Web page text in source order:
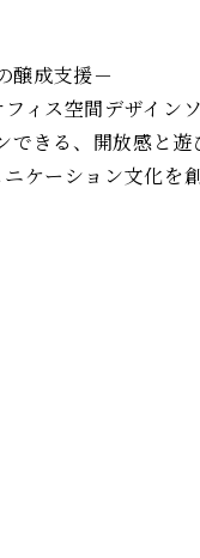
醸成支援－
ィス空間デザインソ
きる、開放感と遊
ケーション文化を創